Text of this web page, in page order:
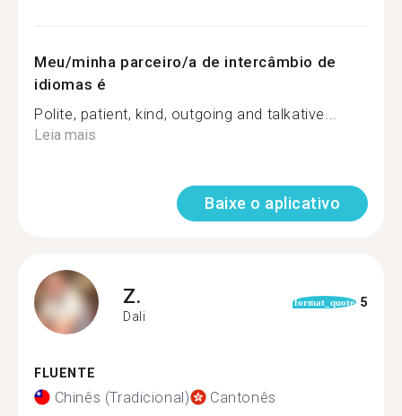
Meu/minha parceiro/a de intercâmbio de
idiomas é
Polite, patient, kind, outgoing and talkative...
Leia mais
Baixe o aplicativo
Z.
Dali
format_quote 5
FLUENTE
Chinês (Tradicional) Cantonês